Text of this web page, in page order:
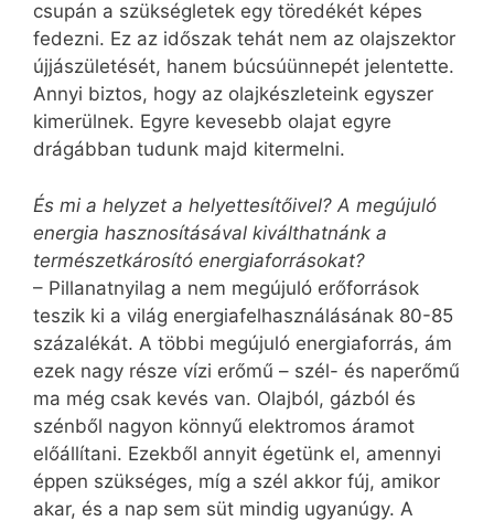
csupán a szükségletek egy töredékét képes
fedezni. Ez az időszak tehát nem az olajszektor
újjászületését, hanem búcsúünnepét jelentette.
Annyi biztos, hogy az olajkészleteink egyszer
kimerülnek. Egyre kevesebb olajat egyre
drágábban tudunk majd kitermelni.
És mi a helyzet a helyettesítőivel? A megújuló
energia hasznosításával kiválthatnánk a
természetkárosító energiaforrásokat?
– Pillanatnyilag a nem megújuló erőforrások
teszik ki a világ energiafelhasználásának 80-85
százalékát. A többi megújuló energiaforrás, ám
ezek nagy része vízi erőmű – szél- és naperőmű
ma még csak kevés van. Olajból, gázból és
szénből nagyon könnyű elektromos áramot
előállítani. Ezekből annyit égetünk el, amennyi
éppen szükséges, míg a szél akkor fúj, amikor
akar, és a nap sem süt mindig ugyanúgy. A